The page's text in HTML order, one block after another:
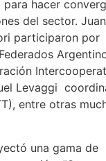
hacer
del sector. Juan
participaron por
Levaggi
entre otras
una gama de